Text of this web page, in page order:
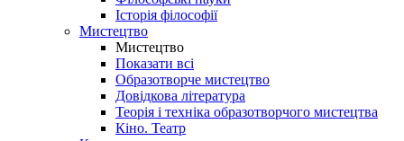
Історія філософії
Мистецтво
Мистецтво
Показати всі
Образотворче мистецтво
Довідкова література
Теорія і техніка образотворчого мистецтва
Кіно. Театр